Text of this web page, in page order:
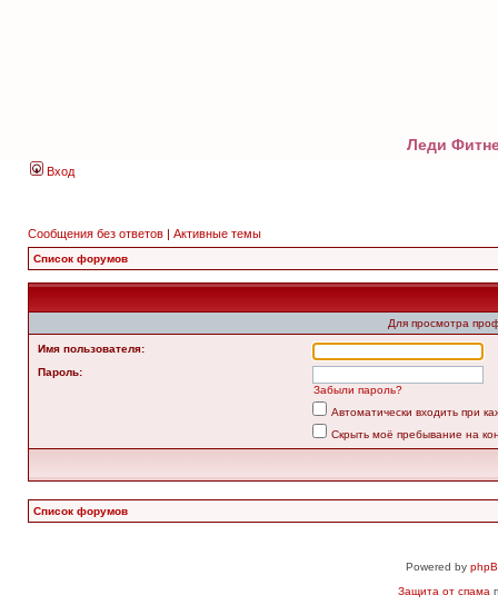
Леди
Вход
Сообщения без ответов | Активные темы
Список форумов
Для просмотра
Имя пользователя:
Пароль:
Забыли пароль?
Автоматически входить при
Скрыть моё пребывание на
Список форумов
Powered by
Защита от спама